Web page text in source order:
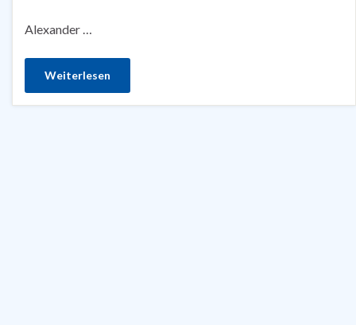
Alexander …
Weiterlesen